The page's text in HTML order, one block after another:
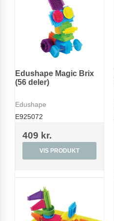
Edushape Magic Brix
(56 deler)
Edushape
E925072
409 kr.
VIS PRODUKT